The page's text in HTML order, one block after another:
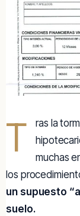
T
ras la
muchas
los
un supuesto
suelo.